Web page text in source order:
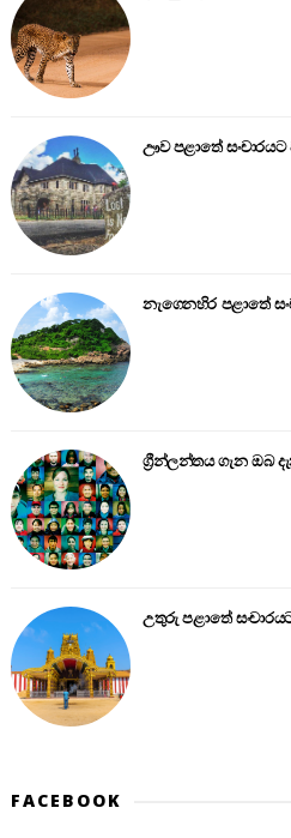
ඌව පළාතේ
නැගෙනහිර පළාතේ
ග්‍රීන්ලන්තය ගැන ඔබ
උතුරු පළාතේ
FACEBOOK